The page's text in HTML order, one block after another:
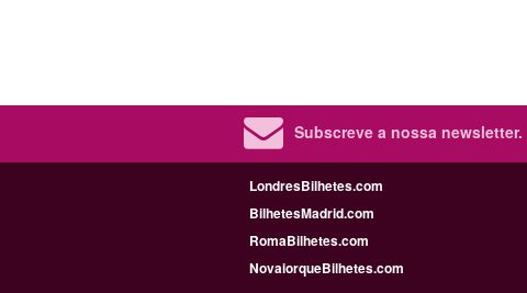
Subscreve a nossa newsletter.
LondresBilhetes.com
BilhetesMadrid.com
RomaBilhetes.com
NovaiorqueBilhetes.com